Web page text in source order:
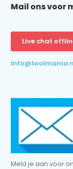
Mail ons voor
Live chat
Meld je aan voor
*